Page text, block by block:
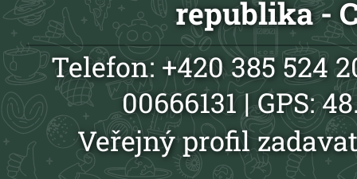
republika -
Telefon: +420 385 524
00666131 | GPS:
Veřejný profil